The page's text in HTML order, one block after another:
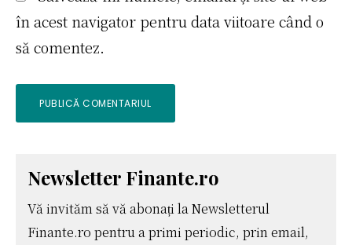
în acest navigator pentru data viitoare când o
să comentez.
Bara
principală
Newsletter Finante.ro
Vă invităm să vă abonați la Newsletterul
Finante.ro pentru a primi periodic, prin email,